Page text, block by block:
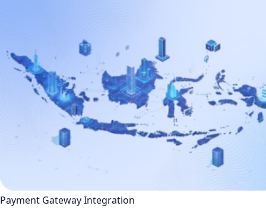
Payment Gateway Integration